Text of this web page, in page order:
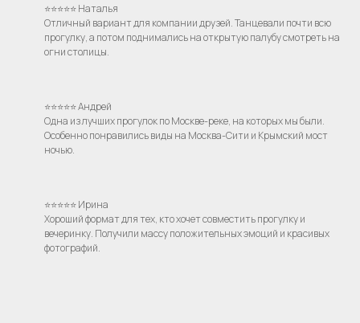
⭐⭐⭐⭐⭐ Наталья
Отличный вариант для компании друзей. Танцевали почти всю
прогулку, а потом поднимались на открытую палубу смотреть на
огни столицы.
⭐⭐⭐⭐⭐ Андрей
Одна из лучших прогулок по Москве-реке, на которых мы были.
Особенно понравились виды на Москва-Сити и Крымский мост
ночью.
⭐⭐⭐⭐⭐ Ирина
Хороший формат для тех, кто хочет совместить прогулку и
вечеринку. Получили массу положительных эмоций и красивых
фотографий.